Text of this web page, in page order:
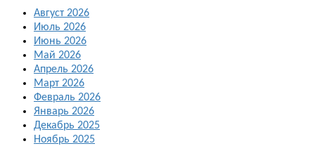
Август 2026
Июль 2026
Июнь 2026
Май 2026
Апрель 2026
Март 2026
Февраль 2026
Январь 2026
Декабрь 2025
Ноябрь 2025